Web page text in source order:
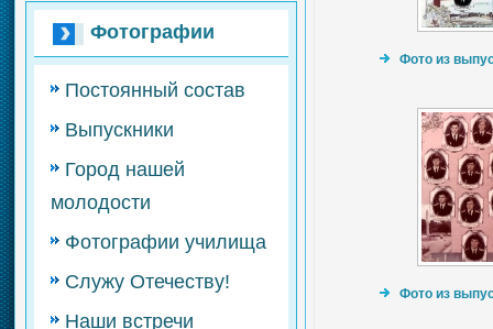
Фотографии
Постоянный состав
Выпускники
Город нашей
молодости
Фотографии училища
Служу Отечеству!
Наши встречи
Фото из
Фото из